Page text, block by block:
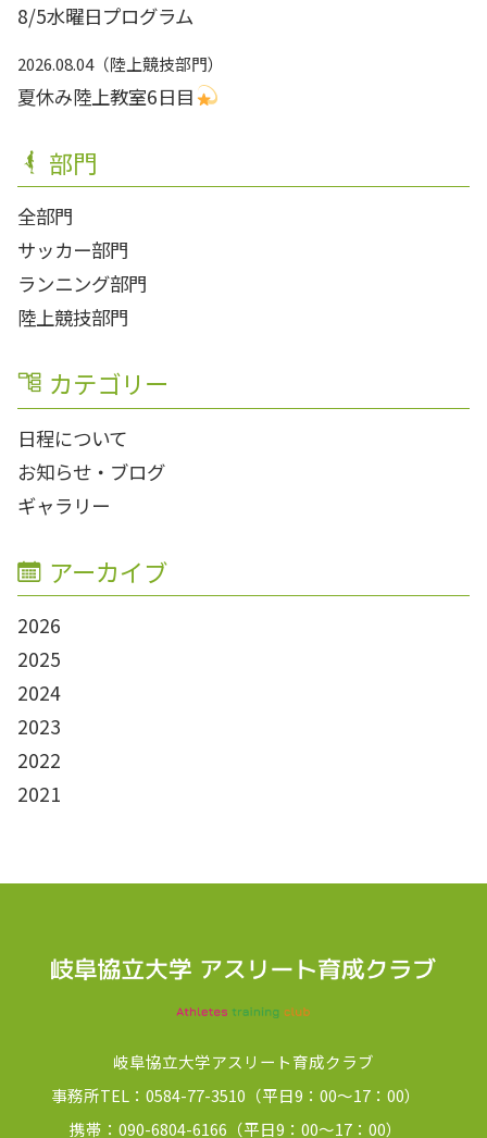
8/5水曜日プログラム
2026.08.04 陸上競技部門
夏休み陸上教室6日目
部門
全部門
サッカー部門
ランニング部門
陸上競技部門
カテゴリー
日程について
お知らせ・ブログ
ギャラリー
アーカイブ
2026
2025
2024
2023
2022
2021
岐阜協立大学アスリート育成クラブ
事務所TEL：0584-77-3510（平日9：00～17：00）
携帯：090-6804-6166（平日9：00～17：00）